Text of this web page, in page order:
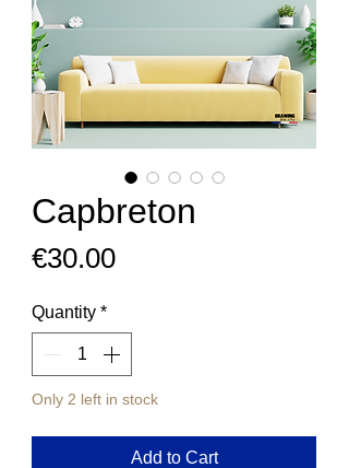
Capbreton
€30.00Price
Quantity *
Only 2 left in stock
Add to Cart